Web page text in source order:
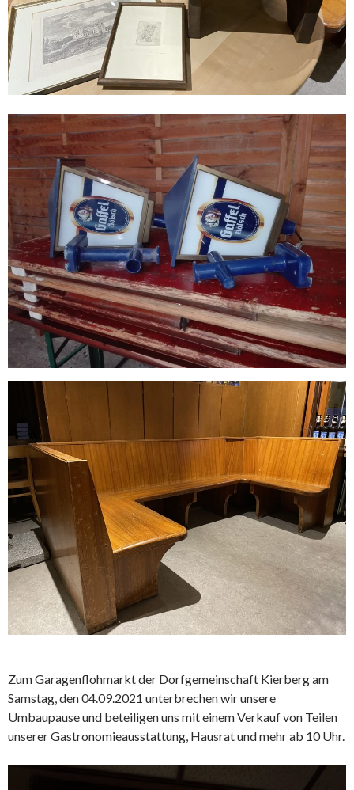
Zum Garagenflohmarkt der Dorfgemeinschaft Kierberg am
Samstag, den 04.09.2021 unterbrechen wir unsere
Umbaupause und beteiligen uns mit einem Verkauf von Teilen
unserer Gastronomieausstattung, Hausrat und mehr ab 10 Uhr.